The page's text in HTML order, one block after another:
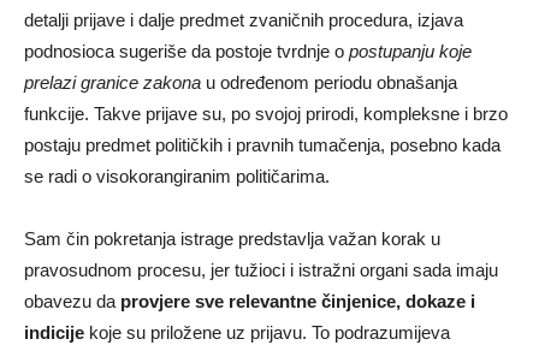
detalji prijave i dalje predmet zvaničnih procedura, izjava
podnosioca sugeriše da postoje tvrdnje o postupanju koje
prelazi granice zakona u određenom periodu obnašanja
funkcije. Takve prijave su, po svojoj prirodi, kompleksne i brzo
postaju predmet političkih i pravnih tumačenja, posebno kada
se radi o visokorangiranim političarima.
Sam čin pokretanja istrage predstavlja važan korak u
pravosudnom procesu, jer tužioci i istražni organi sada imaju
obavezu da provjere sve relevantne činjenice, dokaze i
indicije koje su priložene uz prijavu. To podrazumijeva